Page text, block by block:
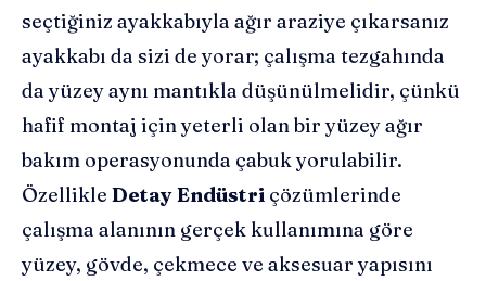
seçtiğiniz ayakkabıyla ağır araziye çıkarsanız
ayakkabı da sizi de yorar; çalışma tezgahında
da yüzey aynı mantıkla düşünülmelidir, çünkü
hafif montaj için yeterli olan bir yüzey ağır
bakım operasyonunda çabuk yorulabilir.
Özellikle Detay Endüstri çözümlerinde
çalışma alanının gerçek kullanımına göre
yüzey, gövde, çekmece ve aksesuar yapısını